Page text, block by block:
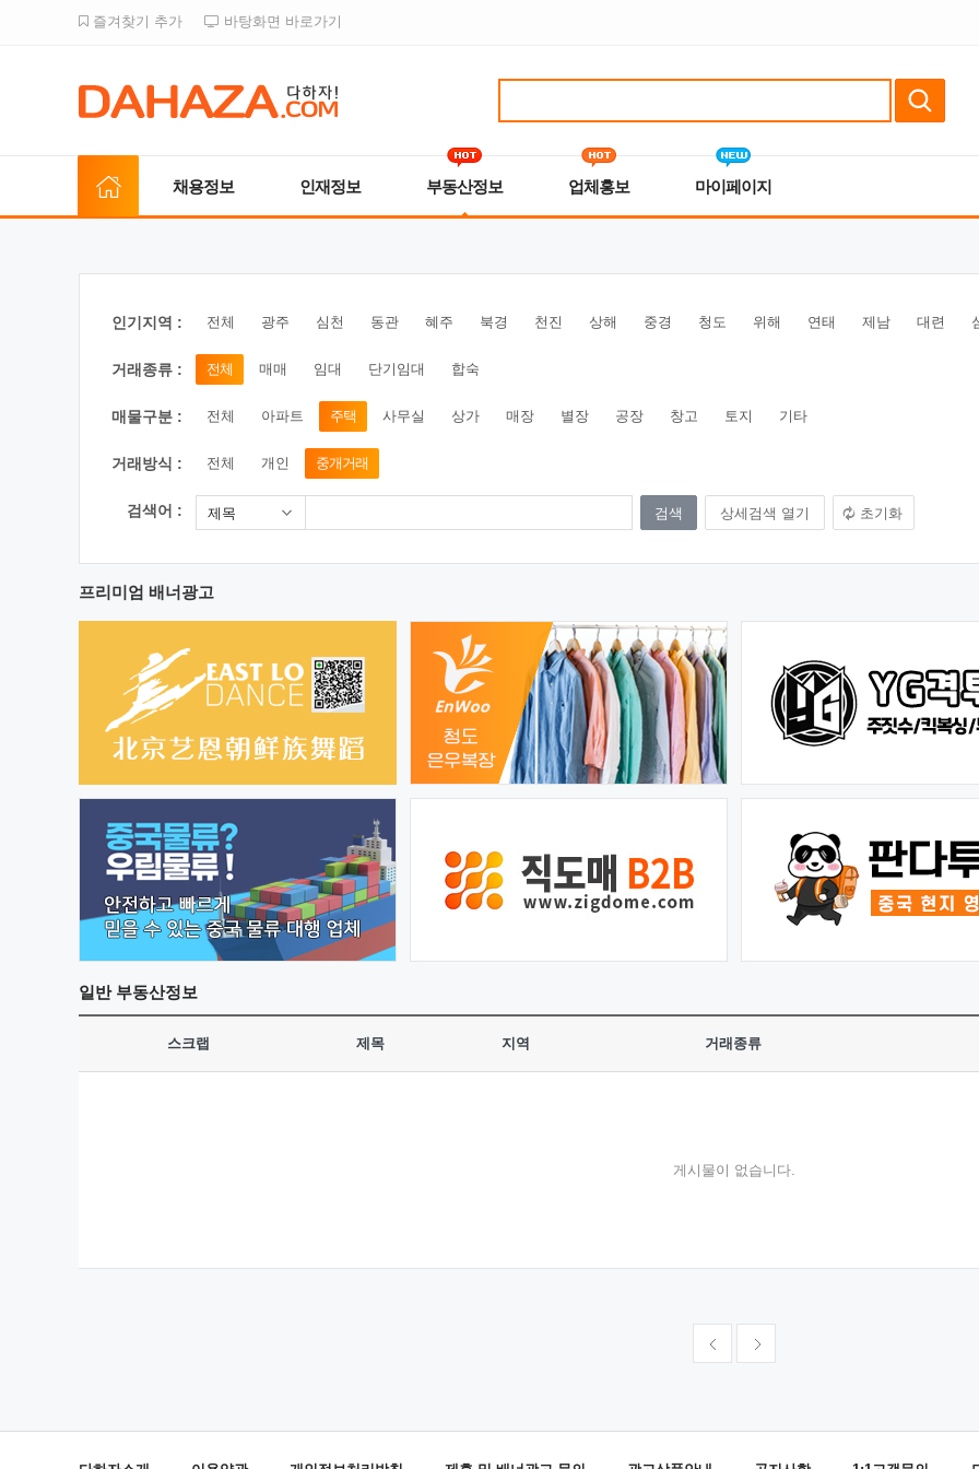
즐겨찾기 추가 바탕화면 바로가기
채용정보 인재정보 부동산정보 업체홍보 마이페이지
인기지역 : 전체 광주 심천 동관 혜주 북경 천진 상해 중경 청도 위해 연태 제남 대련
거래종류 : 전체 매매 임대 단기임대 합숙
매물구분 : 전체 아파트 주택 사무실 상가 매장 별장 공장 창고 토지 기타
거래방식 : 전체 개인 중개거래
검색어 : 제목 상세검색 열기 초기화
프리미엄 배너광고
일반부동산정보
스크랩 제목 지역 거래종류
게시물이 없습니다.